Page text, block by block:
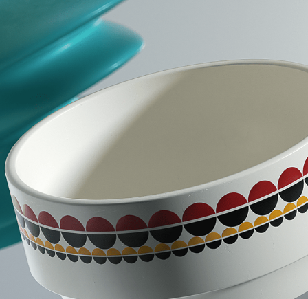
FISSLER - MIND THE GAP
2020